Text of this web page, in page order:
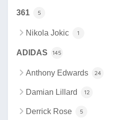
361 5
Nikola Jokic 1
ADIDAS 145
Anthony Edwards 24
Damian Lillard 12
Derrick Rose 5